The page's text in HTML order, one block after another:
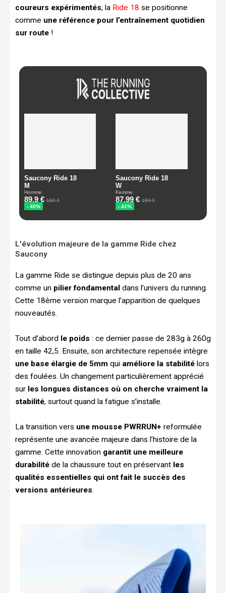
coureurs expérimentés, la Ride 18 se positionne
comme une référence pour l’entraînement quotidien
sur route !
L'évolution majeure de la gamme Ride chez
Saucony
La gamme Ride se distingue depuis plus de 20 ans
comme un pilier fondamental dans l’univers du running.
Cette 18ème version marque l’apparition de quelques
nouveautés.
Tout d’abord le poids : ce dernier passe de 283g à 260g
en taille 42,5. Ensuite, son architecture repensée intègre
une base élargie de 5mm qui améliore la stabilité lors
des foulées. Un changement particulièrement apprécié
sur les longues distances où on cherche vraiment la
stabilité, surtout quand la fatigue s’installe.
La transition vers une mousse PWRRUN+ reformulée
représente une avancée majeure dans l’histoire de la
gamme. Cette innovation garantit une meilleure
durabilité de la chaussure tout en préservant les
qualités essentielles qui ont fait le succès des
versions antérieures